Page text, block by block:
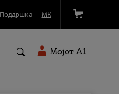
Поддршка МК
Мојот A1